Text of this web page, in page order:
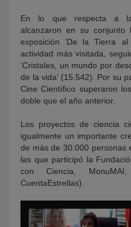
En lo que respecta a
alcanzaron en su conjunto
exposición ‘De la Tierra
actividad más visitada,
‘Cristales, un mundo por
de la vida’ (15.542). Por su
Cine Científico superaron
doble que el año anterior.
Los proyectos de ciencia
igualmente un importante
de más de 30.000 personas
las que participó la
con Ciencia,
CuentaEstrellas).